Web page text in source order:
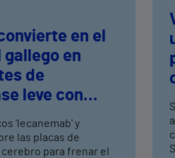
en el
en
de
leve con
'lecanemab' y
las placas de
para frenar el